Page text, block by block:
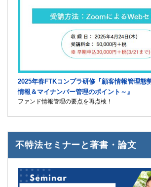
2025年春FTKコンプラ研修『顧客情報管理態
情報＆マイナンバー管理のポイント～』
ファンド情報管理の要点を再点検！
不特法セミナーと著書・論文